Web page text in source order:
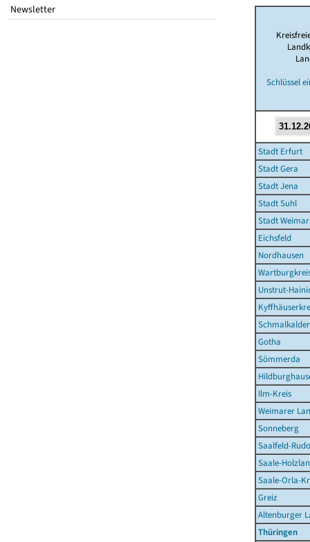
Newsletter
Schlüssel
Stadt Erfurt
Stadt Gera
Stadt Jena
Stadt Suhl
Stadt Weimar
Eichsfeld
Nordhausen
Unstrut-
Gotha
Sömmerda
Ilm-Kreis
Weimarer
Sonneberg
Saalfeld-
Saale-
Saale-Orla-
Greiz
Altenburger
Thüringen